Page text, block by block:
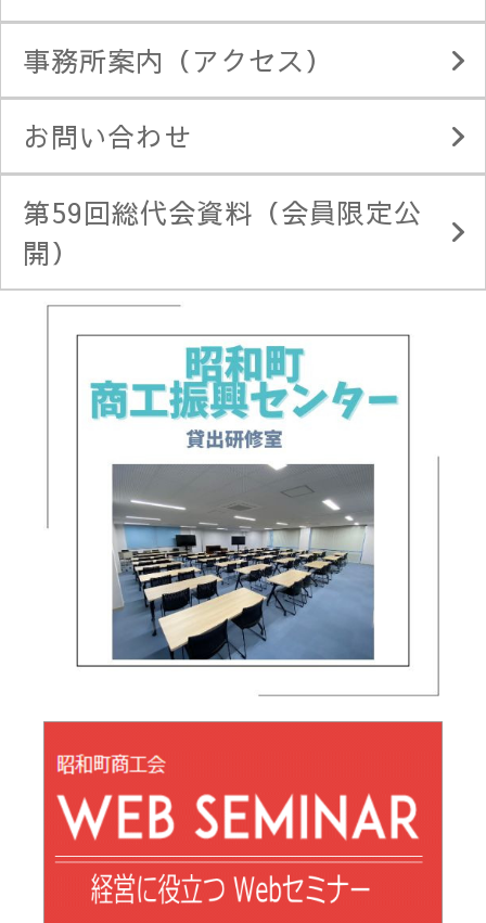
事務所案内（アクセス）
お問い合わせ
第59回総代会資料（会員限定公
開）